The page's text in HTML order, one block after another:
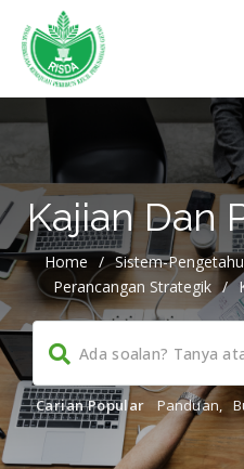
Kajian Dan
Home / Sistem-
Perancangan Strategik /
Carian Popular Panduan,